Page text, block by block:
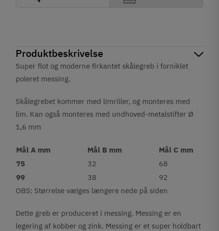
Produktbeskrivelse
Super flot og moderne firkantet skålegreb i forniklet
poleret messing.
Skålegrebet kommer med limriller, og monteres med
lim. Kan også monteres med undhoved-metalstifter Ø
1,6 mm
Mål A mm Mål B mm
Mål C mm
75
32
68
99
38
92
OBS: Størrelse vælges længere nede på siden
Dette greb er produceret i messing. Messing er en
legering af kobber og zink. Messing er et super holdbart